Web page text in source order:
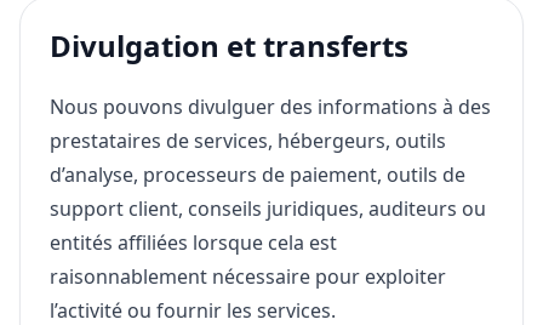
Divulgation et transferts
Nous pouvons divulguer des informations à des
prestataires de services, hébergeurs, outils
d’analyse, processeurs de paiement, outils de
support client, conseils juridiques, auditeurs ou
entités affiliées lorsque cela est
raisonnablement nécessaire pour exploiter
l’activité ou fournir les services.